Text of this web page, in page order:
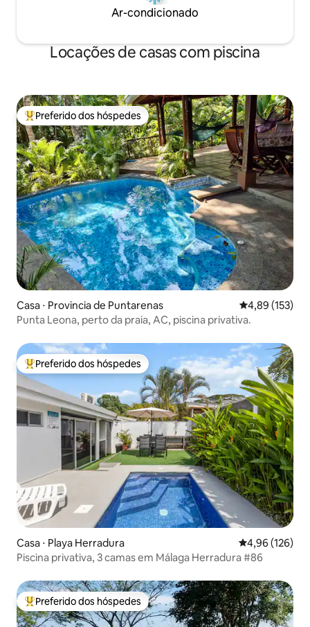
Ar-condicionado
Locações de casas com piscina
Entre os melhores preferidos dos hóspedes
Preferido dos hóspedes
Casa ⋅ Provincia de Puntarenas 4,89 de uma
4,89 (153)
Punta Leona, perto da praia, AC, piscina privativa.
Entre os melhores preferidos dos hóspedes
Preferido dos hóspedes
Casa ⋅ Playa Herradura 4,96 de uma
4,96 (126)
Piscina privativa, 3 camas em Málaga Herradura #86
Entre os melhores preferidos dos hóspedes
Preferido dos hóspedes